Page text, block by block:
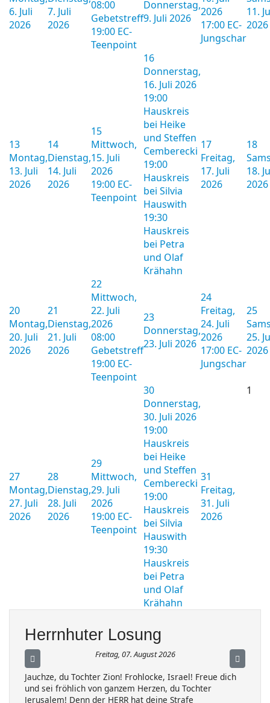
6. Juli
2026
7. Juli
2026
08:00
Gebetstreff
19:00 EC-
Teenpoint
Donnerstag,
9. Juli 2026
2026
17:00 EC-
Jungschar
11.
2026
13
Montag,
13. Juli
2026
14
Dienstag,
14. Juli
2026
15
Mittwoch,
15. Juli
2026
19:00 EC-
Teenpoint
16
Donnerstag,
16. Juli 2026
19:00
Hauskreis
bei Heike
und Steffen
Cemberecki
19:00
Hauskreis
bei Silvia
Hauswith
19:30
Hauskreis
bei Petra
und Olaf
Krähahn
17
Freitag,
17. Juli
2026
18
18.
2026
20
Montag,
20. Juli
2026
21
Dienstag,
21. Juli
2026
22
Mittwoch,
22. Juli
2026
08:00
Gebetstreff
19:00 EC-
Teenpoint
23
Donnerstag,
23. Juli 2026
24
Freitag,
24. Juli
2026
17:00 EC-
Jungschar
25
25.
2026
27
Montag,
27. Juli
2026
28
Dienstag,
28. Juli
2026
29
Mittwoch,
29. Juli
2026
19:00 EC-
Teenpoint
30
Donnerstag,
30. Juli 2026
19:00
Hauskreis
bei Heike
und Steffen
Cemberecki
19:00
Hauskreis
bei Silvia
Hauswith
19:30
Hauskreis
bei Petra
und Olaf
Krähahn
31
Freitag,
31. Juli
2026
1
Herrnhuter Losung
Freitag, 07. August 2026
Jauchze, du Tochter Zion! Frohlocke, Israel! Freue dich
und sei fröhlich von ganzem Herzen, du Tochter
Jerusalem! Denn der HERR hat deine Strafe